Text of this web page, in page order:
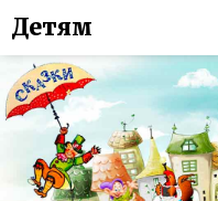
Детям